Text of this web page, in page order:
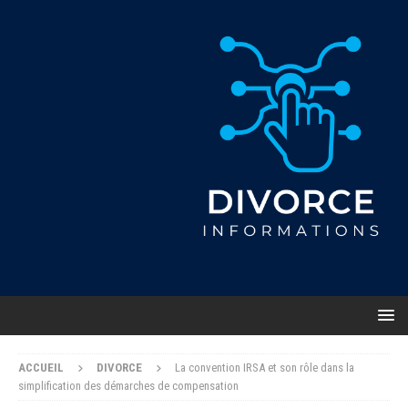
ACCUEIL DIVORCE
La convention IRSA et son rôle dans la
simplification des démarches de compensation